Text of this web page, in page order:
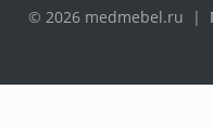
© 2026 medmebel.ru |